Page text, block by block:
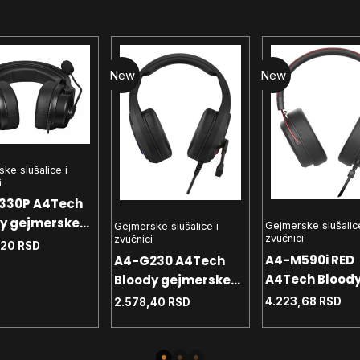
slušalice i
A4Tech
gejmerske
sa
RSD
New
Gejmerske slušalice i
zvučnici
A4-G230 A4Tech
Bloody gejmerske
slusalice sa
2.578,40 RSD
New
Gejmerske
zvučnici
A4-M590i RED
A4Tech
gejmerske
4.223,68 RSD